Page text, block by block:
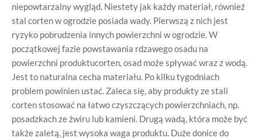
niepowtarzalny wygląd. Niestety jak każdy materiał, również
stal corten w ogrodzie posiada wady. Pierwszą z nich jest
ryzyko pobrudzenia innych powierzchni w ogrodzie. W
początkowej fazie powstawania rdzawego osadu na
powierzchni produktucorten, osad może spływać wraz z wodą.
Jest to naturalna cecha materiału. Po kilku tygodniach
problem powinien ustać. Zaleca się, aby produkty ze stali
corten stosować na łatwo czyszczących powierzchniach, np.
posadzkach ze żwiru lub kamieni. Drugą wadą, która może być
także zaletą, jest wysoka waga produktu. Duże donice do